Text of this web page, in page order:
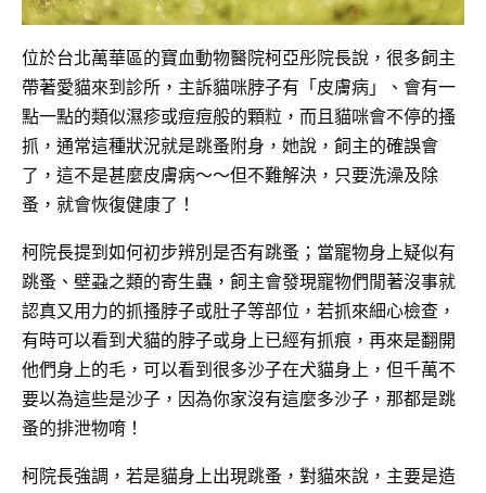
位於台北萬華區的寶血動物醫院柯亞彤院長說，很多飼主
帶著愛貓來到診所，主訴貓咪脖子有「皮膚病」、會有一
點一點的類似濕疹或痘痘般的顆粒，而且貓咪會不停的搔
抓，通常這種狀況就是跳蚤附身，她說，飼主的確誤會
了，這不是甚麼皮膚病～～但不難解決，只要洗澡及除
蚤，就會恢復健康了！
柯院長提到如何初步辨別是否有跳蚤；當寵物身上疑似有
跳蚤、壁蝨之類的寄生蟲，飼主會發現寵物們閒著沒事就
認真又用力的抓搔脖子或肚子等部位，若抓來細心檢查，
有時可以看到犬貓的脖子或身上已經有抓痕，再來是翻開
他們身上的毛，可以看到很多沙子在犬貓身上，但千萬不
要以為這些是沙子，因為你家沒有這麼多沙子，那都是跳
蚤的排泄物唷！
柯院長強調，若是貓身上出現跳蚤，對貓來說，主要是造